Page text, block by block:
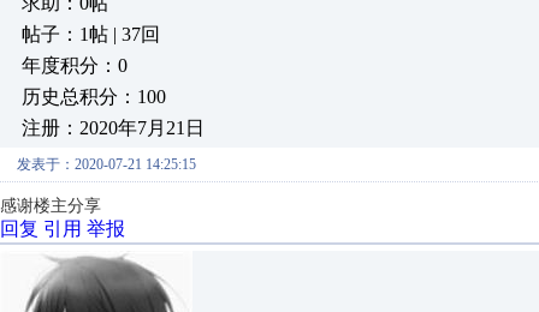
帖子：1帖 | 37回
年度积分：0
历史总积分：100
注册：2020年7月21日
发表于：2020-07-21 14:25:15
感谢楼主分享
回复 引用 举报